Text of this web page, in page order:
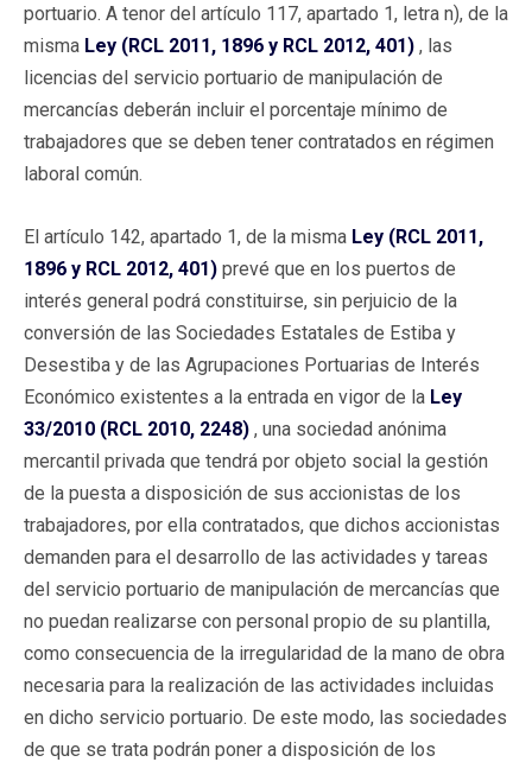
portuario. A tenor del artículo 117, apartado 1, letra n), de la
misma Ley (RCL 2011, 1896 y RCL 2012, 401) , las
licencias del servicio portuario de manipulación de
mercancías deberán incluir el porcentaje mínimo de
trabajadores que se deben tener contratados en régimen
laboral común.
El artículo 142, apartado 1, de la misma Ley (RCL 2011,
1896 y RCL 2012, 401) prevé que en los puertos de
interés general podrá constituirse, sin perjuicio de la
conversión de las Sociedades Estatales de Estiba y
Desestiba y de las Agrupaciones Portuarias de Interés
Económico existentes a la entrada en vigor de la Ley
33/2010 (RCL 2010, 2248) , una sociedad anónima
mercantil privada que tendrá por objeto social la gestión
de la puesta a disposición de sus accionistas de los
trabajadores, por ella contratados, que dichos accionistas
demanden para el desarrollo de las actividades y tareas
del servicio portuario de manipulación de mercancías que
no puedan realizarse con personal propio de su plantilla,
como consecuencia de la irregularidad de la mano de obra
necesaria para la realización de las actividades incluidas
en dicho servicio portuario. De este modo, las sociedades
de que se trata podrán poner a disposición de los